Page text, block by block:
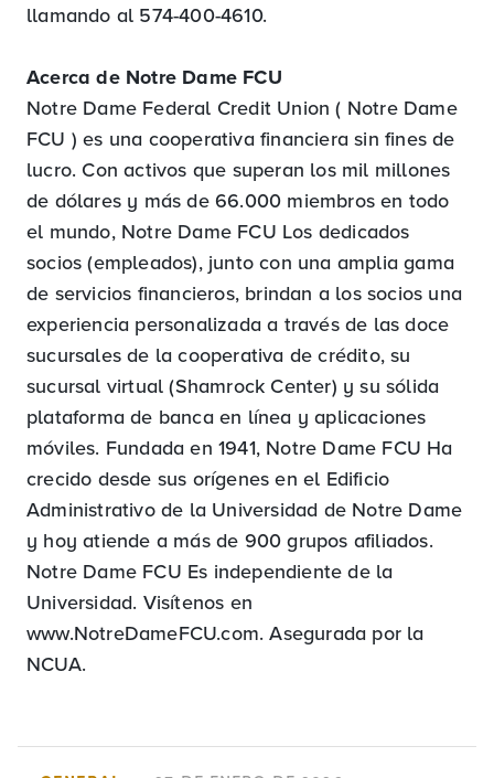
llamando al 574-400-4610.
Acerca de Notre Dame FCU
Notre Dame Federal Credit Union ( Notre Dame
FCU ) es una cooperativa financiera sin fines de
lucro. Con activos que superan los mil millones
de dólares y más de 66.000 miembros en todo
el mundo, Notre Dame FCU Los dedicados
socios (empleados), junto con una amplia gama
de servicios financieros, brindan a los socios una
experiencia personalizada a través de las doce
sucursales de la cooperativa de crédito, su
sucursal virtual (Shamrock Center) y su sólida
plataforma de banca en línea y aplicaciones
móviles. Fundada en 1941, Notre Dame FCU Ha
crecido desde sus orígenes en el Edificio
Administrativo de la Universidad de Notre Dame
y hoy atiende a más de 900 grupos afiliados.
Notre Dame FCU Es independiente de la
Universidad. Visítenos en
www.NotreDameFCU.com. Asegurada por la
NCUA.